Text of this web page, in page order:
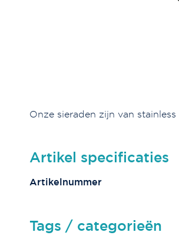
Onze sieraden zijn van
Artikel specificaties
Artikelnummer
Tags / categorieën